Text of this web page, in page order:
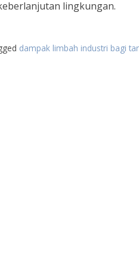
lingkungan.
dampak limbah industri bagi